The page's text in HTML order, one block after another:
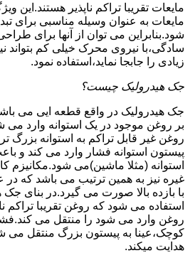
مایعات تقریبا تراکم ناپذیر
مایعات به عنوان وسیله مناسبی برای
شود.بنابراین می توان از آنها برای
سادگی،با نیروی محرک خیلی کم بتواند
زیادی را جابجا نماید،استفاده نمود.
جک هیدرولیک چیست؟
جک هیدرولیک در واقع قطعه ایی می
بر روغن موجود در یک استوانه وارد
روغن غیر قابل تراکم به استوانه بزرگ تر
پیستون استوانه فشار وارد می کند و
استوانه (مثلا ماشین)می شود.مکانیزم
غیره نیز به همین ترتیب می باشد که در
با بازده بالا صورت می گیرد.در بنای جک
استفاده می شود که روغن تقریبا تراکم
روغن وارد می شود را منتقل می
کوچک،عینا به پیستون بزرگ منتقل می
هدایت میکند.